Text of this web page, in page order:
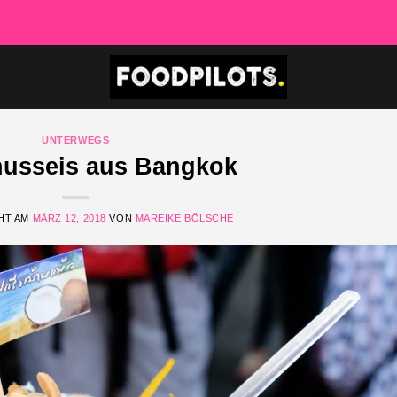
UNTERWEGS
aus Bangkok
AM MÄRZ 12, 2018 VON MAREIKE BÖLSCHE